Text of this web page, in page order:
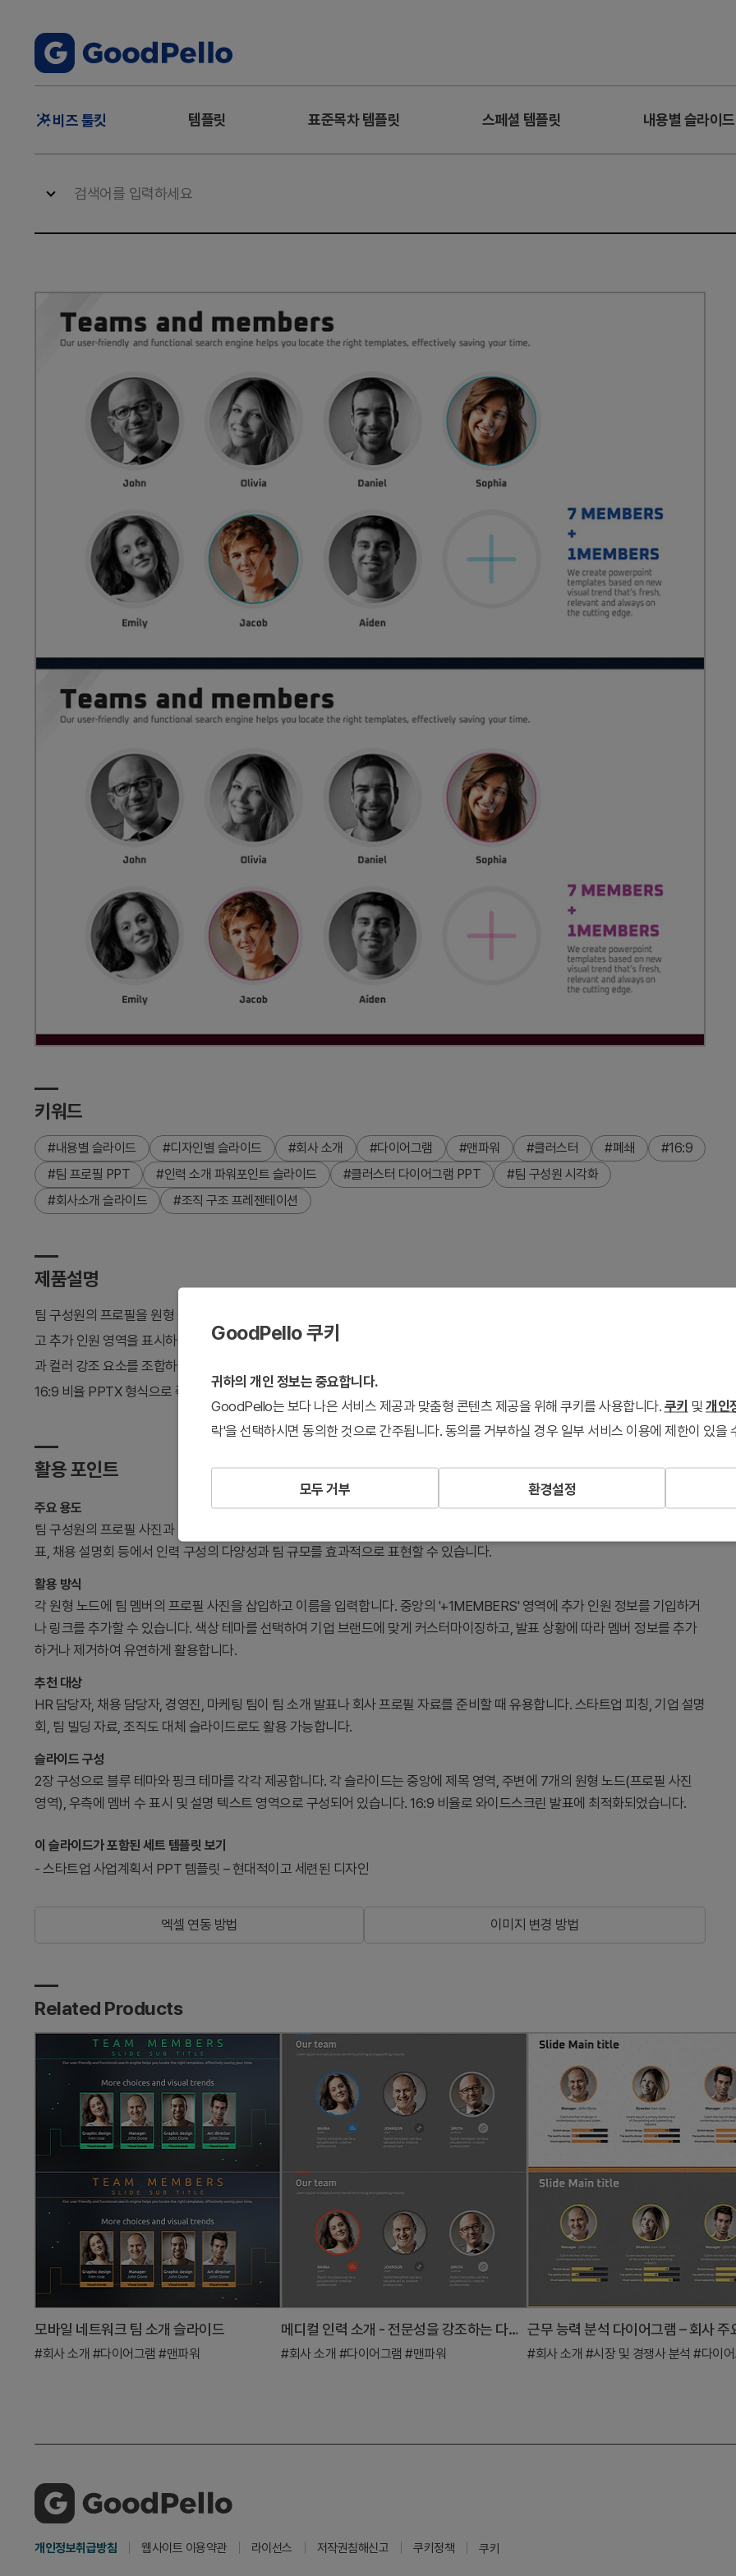
주
뉴
비즈 툴킷 템플릿 표준목차 템플릿 스페셜 템플릿 내용별 슬라이드
키워드
#내용별 슬라이드 #디자인별 슬라이드 #회사 소개 #다이어그램 #맨파워 #클러스터 #폐쇄
#16:9
#팀 프로필 PPT
#인력 소개 파워포인트 슬라이드 #클러스터 다이어그램 PPT
#팀 구성원 시각화
#회사소개 슬라이드
#조직 구조 프레젠테이션
제품설명
팀 구성원의 프로필을 원형 클러스터 레이아웃으로 시각화하는 파워포인트 슬라이드입니다. 7명의 멤버 사진을 중심으로 배치하
고 추가 인원 영역을 표시하는 구조로, 회사소개서나 팀 소개 발표에서 조직 구성을 한눈에 전달할 수 있습니다. 흑백 프로필 사진
과 컬러 강조 요소를 조합하여 주요 멤버를 돋보이게 하는 디자인입니다. 2장 구성으로 다양한 색상 테마(블루, 핑크)를 제공하며,
16:9 비율 PPTX 형식으로 즉시 편집 가능합니다.
활용 포인트
주요 용도
팀 구성원의 프로필 사진과 이름을 원형 클러스터 구조로 배치하여 조직 구성을 시각적으로 전달합니다. 회사소개서, 팀 소개 발
표, 채용 설명회 등에서 인력 구성의 다양성과 팀 규모를 효과적으로 표현할 수 있습니다.
활용 방식
각 원형 노드에 팀 멤버의 프로필 사진을 삽입하고 이름을 입력합니다. 중앙의 '+1MEMBERS' 영역에 추가 인원 정보를 기입하거
나 링크를 추가할 수 있습니다. 색상 테마를 선택하여 기업 브랜드에 맞게 커스터마이징하고, 발표 상황에 따라 멤버 정보를 추가
하거나 제거하여 유연하게 활용합니다.
추천 대상
HR 담당자, 채용 담당자, 경영진, 마케팅 팀이 팀 소개 발표나 회사 프로필 자료를 준비할 때 유용합니다. 스타트업 피칭, 기업 설명
회, 팀 빌딩 자료, 조직도 대체 슬라이드로도 활용 가능합니다.
슬라이드 구성
2장 구성으로 블루 테마와 핑크 테마를 각각 제공합니다. 각 슬라이드는 중앙에 제목 영역, 주변에 7개의 원형 노드(프로필 사진
영역), 우측에 멤버 수 표시 및 설명 텍스트 영역으로 구성되어 있습니다. 16:9 비율로 와이드스크린 발표에 최적화되었습니다.
이 슬라이드가 포함된 세트 템플릿 보기
- 스타트업 사업계획서 PPT 템플릿 – 현대적이고 세련된 디자인
엑셀 연동 방법 이미지 변경 방법
Related Products
모바일 네트워크 팀 소개 슬라이드
#회사 소개 #다이어그램 #맨파워
메디컬 인력 소개 - 전문성을 강조하는 다이어그램
#회사 소개 #다이어그램 #맨파워 #회사 소개 #시장 및 경쟁사 분석 #다이
개인정보취급방침 웹사이트 이용약관 라이선스 저작권침해신고 쿠키정책 쿠키
GoodPello 쿠키
귀하의 개인 정보는 중요합니다.
GoodPello는 보다 나은 서비스 제공과 맞춤형 콘텐츠 제공을 위해 쿠키를 사용합니다. 쿠키 및 개인
락'을 선택하시면 동의한 것으로 간주됩니다. 동의를 거부하실 경우 일부 서비스 이용에 제한이 있을
모두 거부 환경설정